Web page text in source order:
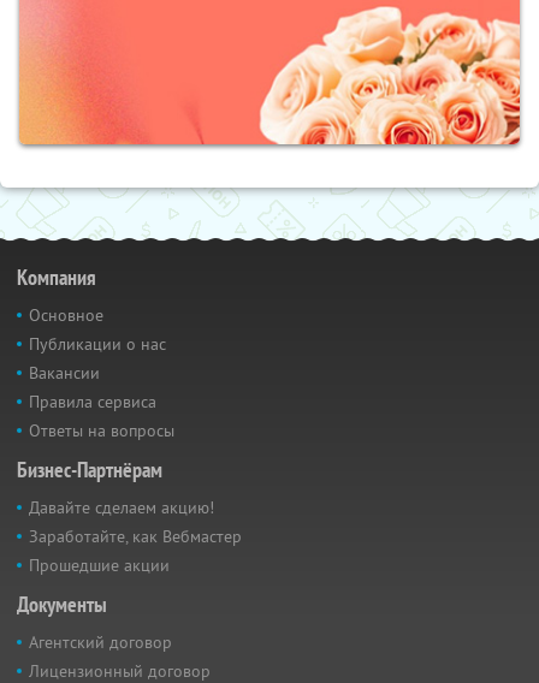
Компания
Основное
Публикации о нас
Вакансии
Правила сервиса
Ответы на вопросы
Бизнес-Партнёрам
Давайте сделаем акцию!
Заработайте, как Вебмастер
Прошедшие акции
Документы
Агентский договор
Лицензионный договор